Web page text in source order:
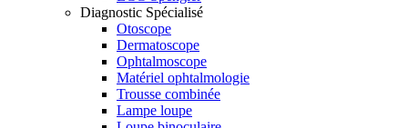
Diagnostic Spécialisé
Otoscope
Dermatoscope
Ophtalmoscope
Matériel ophtalmologie
Trousse combinée
Lampe loupe